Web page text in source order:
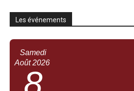
Les événements
Samedi
Août 2026